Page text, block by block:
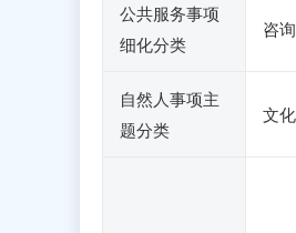
公共服务事项
细化分类
咨
自然人事项主
题分类
文